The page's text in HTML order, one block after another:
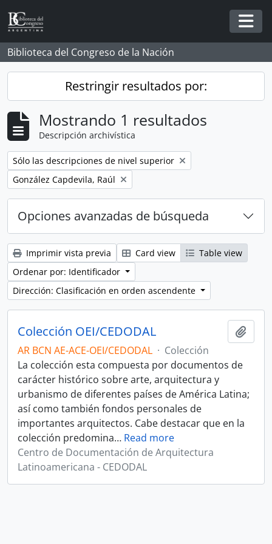
Skip to main content
Biblioteca del Congreso de la Nación
Restringir resultados por:
Mostrando 1 resultados
Descripción archivística
Remove filter:
Sólo las descripciones de nivel superior
Remove filter:
González Capdevila, Raúl
Opciones avanzadas de búsqueda
Imprimir vista previa Card view
Table view
Ordenar por: Identificador
Dirección: Clasificación en orden ascendente
Colección OEI/CEDODAL
AR BCN AE-ACE-OEI/CEDODAL · Colección
La colección esta compuesta por documentos de
carácter histórico sobre arte, arquitectura y
urbanismo de diferentes países de América Latina;
así como también fondos personales de
importantes arquitectos. Cabe destacar que en la
colección predomina… Read more
Centro de Documentación de Arquitectura
Latinoamericana - CEDODAL